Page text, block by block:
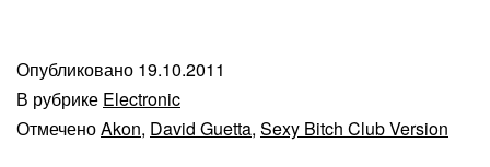
Опубликовано 19.10.2011
В рубрике Electronic
ОтмеченоAkon, David Guetta, Sexy Bitch Club Version